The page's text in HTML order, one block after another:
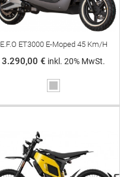
E.F.O ET3000 E-Moped 45 Km/h
3.290,00 € inkl. 20% MwSt.